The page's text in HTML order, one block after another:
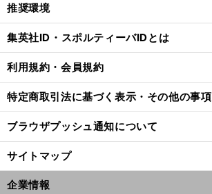
推奨環境
集英社ID・スポルティーバIDとは
利用規約・会員規約
特定商取引法に基づく表示・その他の事項
ブラウザプッシュ通知について
サイトマップ
企業情報